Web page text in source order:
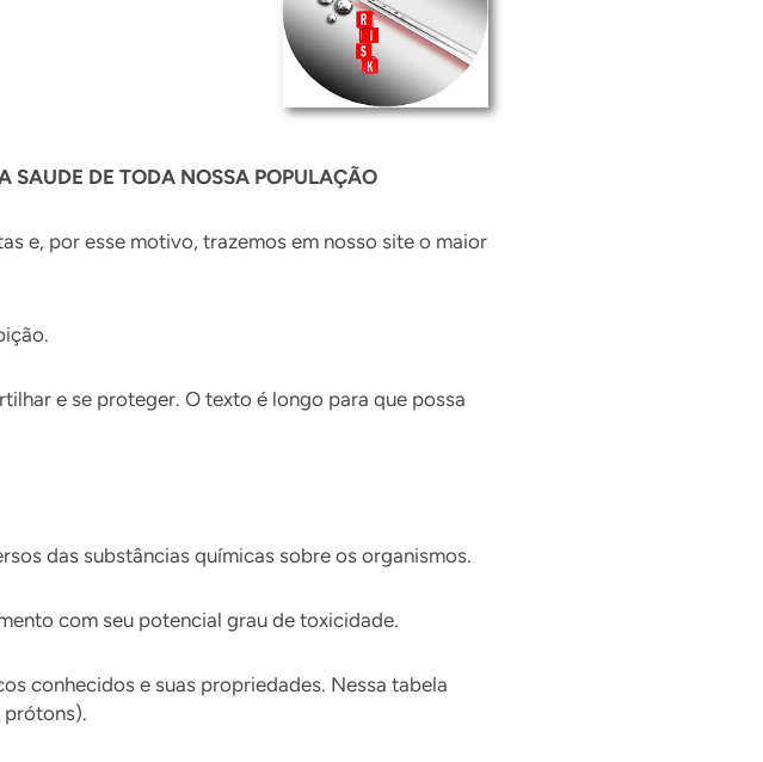
SAUDE DE TODA NOSSA POPULAÇÃO
e, por esse motivo, trazemos em nosso site o maior
e se proteger. O texto é longo para que possa
das substâncias químicas sobre os organismos.
com seu potencial grau de toxicidade.
conhecidos e suas propriedades. Nessa tabela
prótons).